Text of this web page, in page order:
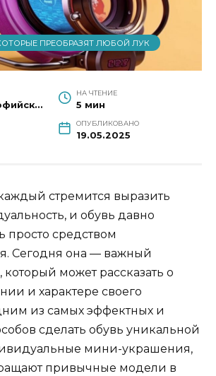
ПРЕОБРАЗЯТ ЛЮБОЙ ЛУК
Владлена Софийская
НА ЧТЕНИЕ
5 мин
ОПУБЛИКОВАНО
19.05.2025
стремится выразить
и обувь давно
просто средством
Сегодня она — важный
который может рассказать о
и характере своего
из самых эффектных и
сделать обувь уникальной
мини-украшения,
привычные модели в